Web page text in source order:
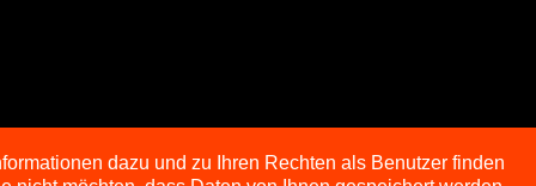
dazu und zu Ihren Rechten als Benutzer finden